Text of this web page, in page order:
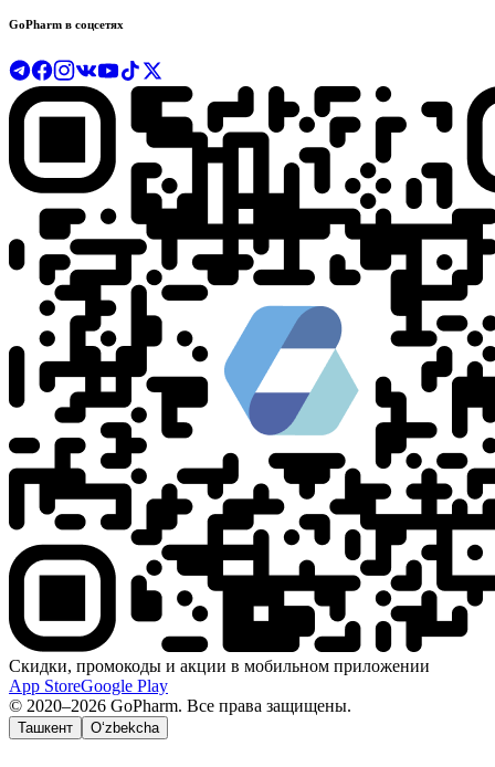
GoPharm в соцсетях
Скидки, промокоды и акции в мобильном приложении
App StoreGoogle Play
© 2020–2026 GoPharm. Все права защищены.
Ташкент O‘zbekcha